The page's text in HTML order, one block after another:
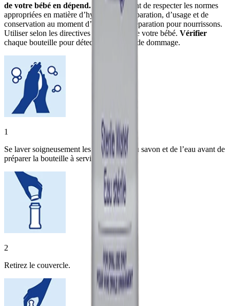
de votre bébé en dépend. Il est important de respecter les normes
appropriées en matière d’hygiène, de préparation, d’usage et de
conservation au moment d’apprêter la préparation pour nourrissons.
Utiliser selon les directives du médecin de votre bébé. Vérifier
chaque bouteille pour détecter tout signe de dommage.
1
Se laver soigneusement les mains avec du savon et de l’eau avant de
préparer la bouteille à servir.
2
Retirez le couvercle.